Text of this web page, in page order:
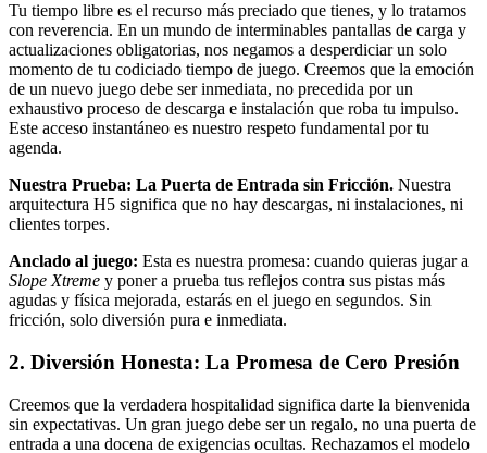
Tu tiempo libre es el recurso más preciado que tienes, y lo tratamos
con reverencia. En un mundo de interminables pantallas de carga y
actualizaciones obligatorias, nos negamos a desperdiciar un solo
momento de tu codiciado tiempo de juego. Creemos que la emoción
de un nuevo juego debe ser inmediata, no precedida por un
exhaustivo proceso de descarga e instalación que roba tu impulso.
Este acceso instantáneo es nuestro respeto fundamental por tu
agenda.
Nuestra Prueba: La Puerta de Entrada sin Fricción. Nuestra
arquitectura H5 significa que no hay descargas, ni instalaciones, ni
clientes torpes.
Anclado al juego: Esta es nuestra promesa: cuando quieras jugar a
Slope Xtreme y poner a prueba tus reflejos contra sus pistas más
agudas y física mejorada, estarás en el juego en segundos. Sin
fricción, solo diversión pura e inmediata.
2. Diversión Honesta: La Promesa de Cero Presión
Creemos que la verdadera hospitalidad significa darte la bienvenida
sin expectativas. Un gran juego debe ser un regalo, no una puerta de
entrada a una docena de exigencias ocultas. Rechazamos el modelo